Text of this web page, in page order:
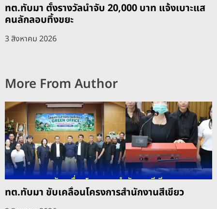
ทต.ทับมา ตั้งรางวัลนำจับ 20,000 บาท แจ้งเบาะแส
คนลักลอบทิ้งขยะ
3 สิงหาคม 2026
More From Author
ทต.ทับมา ขับเคลื่อนโครงการสำนักงานสีเขียว